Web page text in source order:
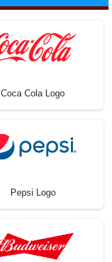
Coca Cola Logo
Pepsi Logo